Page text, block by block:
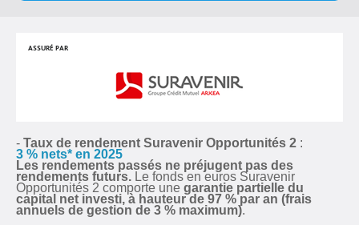
ASSURÉ PAR
- Taux de rendement Suravenir Opportunités 2 :
3 % nets* en 2025
Les rendements passés ne préjugent pas des
rendements futurs. Le fonds en euros Suravenir
Opportunités 2 comporte une garantie partielle du
capital net investi, à hauteur de 97 % par an (frais
annuels de gestion de 3 % maximum).